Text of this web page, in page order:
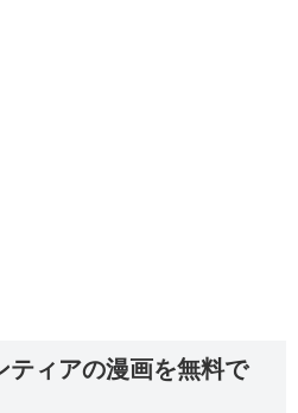
ティアの漫画を無料で